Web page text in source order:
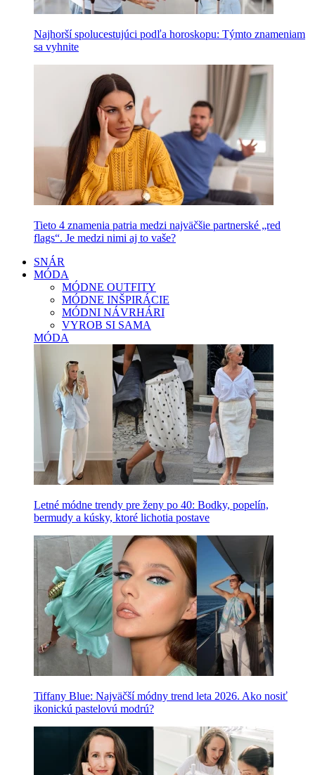
Najhorší spolucestujúci podľa horoskopu: Týmto znameniam
sa vyhnite
Tieto 4 znamenia patria medzi najväčšie partnerské „red
flags“. Je medzi nimi aj to vaše?
SNÁR
MÓDA
MÓDNE OUTFITY
MÓDNE INŠPIRÁCIE
MÓDNI NÁVRHÁRI
VYROB SI SAMA
MÓDA
Letné módne trendy pre ženy po 40: Bodky, popelín,
bermudy a kúsky, ktoré lichotia postave
Tiffany Blue: Najväčší módny trend leta 2026. Ako nosiť
ikonickú pastelovú modrú?